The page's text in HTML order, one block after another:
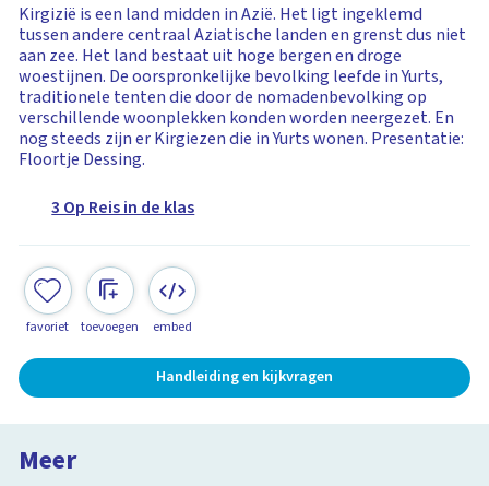
Kirgizië is een land midden in Azië. Het ligt ingeklemd
tussen andere centraal Aziatische landen en grenst dus niet
aan zee. Het land bestaat uit hoge bergen en droge
woestijnen. De oorspronkelijke bevolking leefde in Yurts,
traditionele tenten die door de nomadenbevolking op
verschillende woonplekken konden worden neergezet. En
nog steeds zijn er Kirgiezen die in Yurts wonen. Presentatie:
Floortje Dessing.
3 Op Reis in de klas
favoriet toevoegen embed
Handleiding en kijkvragen
Meer